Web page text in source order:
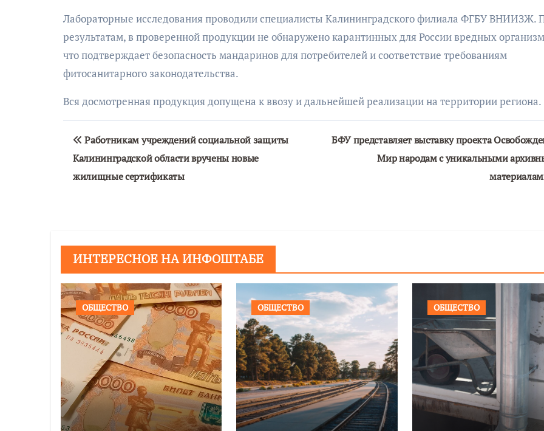
Лабораторные исследования проводили специалисты Калининградского филиала ФГБУ ВНИИЗЖ.
результатам, в проверенной продукции не обнаружено карантинных для России вредных
что подтверждает безопасность мандаринов для потребителей и соответствие требованиям
фитосанитарного законодательства.
Вся досмотренная продукция допущена к ввозу и дальнейшей реализации на территории региона.
Навигация
по
записям
Работникам учреждений социальной защиты
Калининградской области вручены новые
жилищные сертификаты
БФУ представляет выставку проекта
Мир народам с уникальными
ИНТЕРЕСНОЕ НА ИНФОШТАБЕ
ОБЩЕСТВО ОБЩЕСТВО ОБЩЕСТВО